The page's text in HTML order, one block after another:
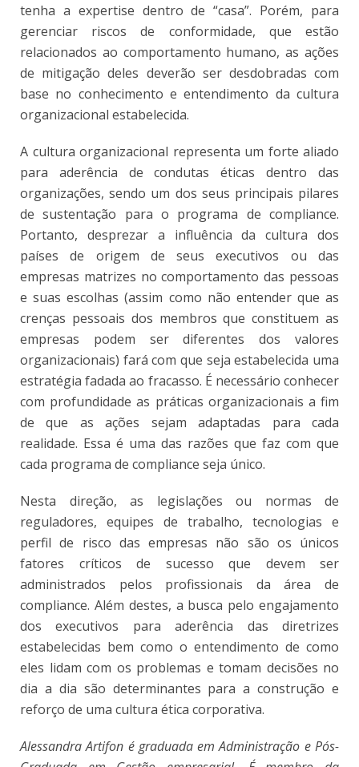
tenha a expertise dentro de “casa”. Porém, para
gerenciar riscos de conformidade, que estão
relacionados ao comportamento humano, as ações
de mitigação deles deverão ser desdobradas com
base no conhecimento e entendimento da cultura
organizacional estabelecida.
A cultura organizacional representa um forte aliado
para aderência de condutas éticas dentro das
organizações, sendo um dos seus principais pilares
de sustentação para o programa de compliance.
Portanto, desprezar a influência da cultura dos
países de origem de seus executivos ou das
empresas matrizes no comportamento das pessoas
e suas escolhas (assim como não entender que as
crenças pessoais dos membros que constituem as
empresas podem ser diferentes dos valores
organizacionais) fará com que seja estabelecida uma
estratégia fadada ao fracasso. É necessário conhecer
com profundidade as práticas organizacionais a fim
de que as ações sejam adaptadas para cada
realidade. Essa é uma das razões que faz com que
cada programa de compliance seja único.
Nesta direção, as legislações ou normas de
reguladores, equipes de trabalho, tecnologias e
perfil de risco das empresas não são os únicos
fatores críticos de sucesso que devem ser
administrados pelos profissionais da área de
compliance. Além destes, a busca pelo engajamento
dos executivos para aderência das diretrizes
estabelecidas bem como o entendimento de como
eles lidam com os problemas e tomam decisões no
dia a dia são determinantes para a construção e
reforço de uma cultura ética corporativa.
Alessandra Artifon é graduada em Administração e Pós-